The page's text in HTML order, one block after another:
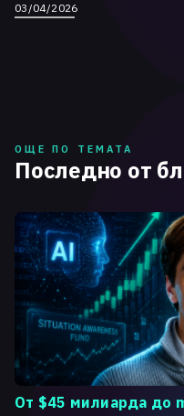
03/04/2026
ОЩЕ ПО ТЕМАТА
Последно от
От $45 милиарда до